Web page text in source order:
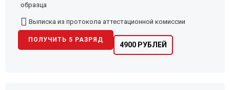
образца
Выписка из протокола аттестационной комиссии
4900 РУБЛЕЙ
ПОЛУЧИТЬ 5 РАЗРЯД